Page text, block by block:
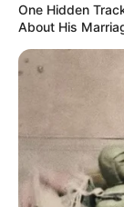
TEMAS
CORTES
One Hidden
About His